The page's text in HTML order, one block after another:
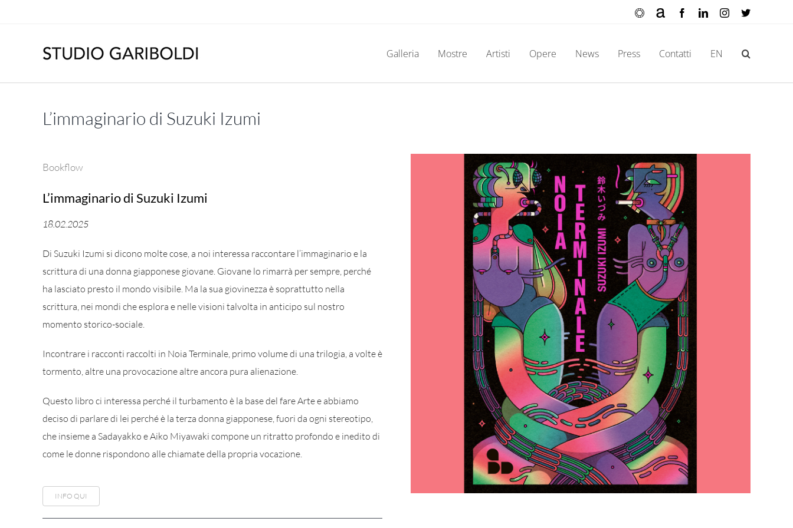
OculaArtnet FacebookLinkedInInstagram
X
Galleria Mostre Artisti Opere News Press Contatti EN
L’immaginario di Suzuki Izumi
Bookflow
L’immaginario di Suzuki Izumi
18.02.2025
Di Suzuki Izumi si dicono molte cose, a noi interessa raccontare l’immaginario e la
scrittura di una donna giapponese giovane. Giovane lo rimarrà per sempre, perché
ha lasciato presto il mondo visibile. Ma la sua giovinezza è soprattutto nella
scrittura, nei mondi che esplora e nelle visioni talvolta in anticipo sul nostro
momento storico-sociale.
Incontrare i racconti raccolti in Noia Terminale, primo volume di una trilogia, a volte è
tormento, altre una provocazione altre ancora pura alienazione.
Questo libro ci interessa perché il turbamento è la base del fare Arte e abbiamo
deciso di parlare di lei perché è la terza donna giapponese, fuori da ogni stereotipo,
che insieme a Sadayakko e Aiko Miyawaki compone un ritratto profondo e inedito di
come le donne rispondono alle chiamate della propria vocazione.
INFO QUI